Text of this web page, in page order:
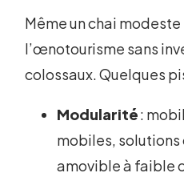
Même un chai modeste
l’œnotourisme sans
colossaux. Quelques
Modularité:
mobiles,
amovible à faible